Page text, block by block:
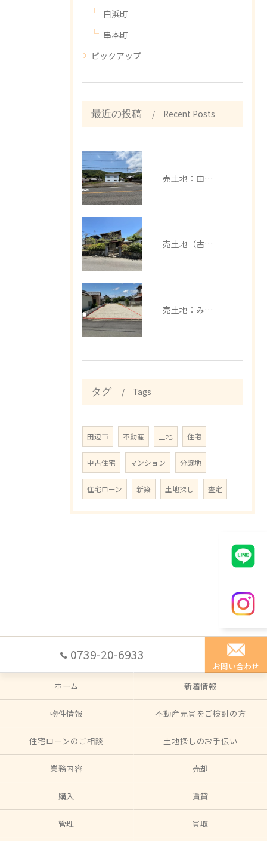
白浜町
串本町
ピックアップ
最近の投稿 Recent Posts
売土地：由良町中
売土地（古家有）：みなべ町芝
売土地：みなべ町埴田
タグ Tags
田辺市 不動産 土地 住宅
中古住宅 マンション 分譲地
住宅ローン 新築 土地探し 査定
0739-20-6933
お問い合わせ
ホーム
新着情報
物件情報 不動産売買をご検討の方
住宅ローンのご相談 土地探しのお手伝い
業務内容 売却
購入 賃貸
管理 買取